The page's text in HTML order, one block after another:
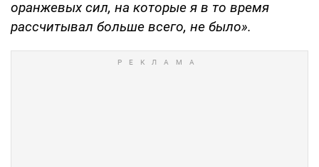
оранжевых сил, на которые я в то время
рассчитывал больше всего, не было».